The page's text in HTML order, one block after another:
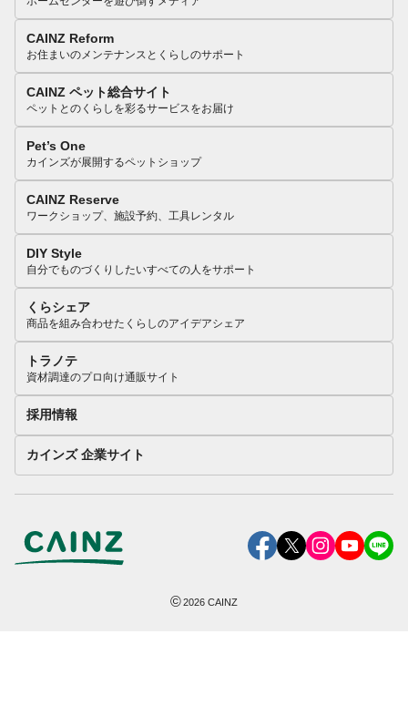
CAINZ Reform
お住まいのメンテナンスとくらしのサポート
CAINZ ペット総合サイト
ペットとのくらしを彩るサービスをお届け
Pet’s One
カインズが展開するペットショップ
CAINZ Reserve
ワークショップ、施設予約、工具レンタル
DIY Style
自分でものづくりしたいすべての人をサポート
くらシェア
商品を組み合わせたくらしのアイデアシェア
トラノテ
資材調達のプロ向け通販サイト
採用情報
カインズ 企業サイト
©2026 CAINZ